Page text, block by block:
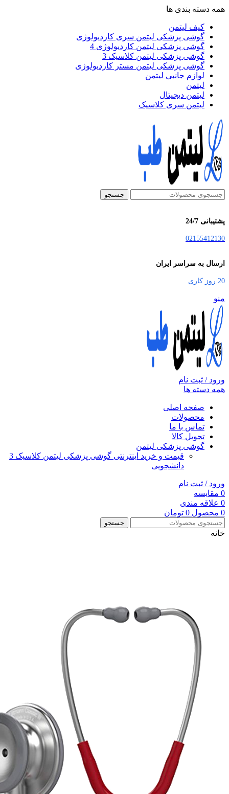
همه دسته بندی ها
کیف لیتمن
گوشی پزشکی لیتمن سری کاردیولوژی
گوشی پزشکی لیتمن کاردیولوژی 4
گوشی پزشکی لیتمن کلاسیک 3
گوشی پزشکی لیتمن مستر کاردیولوژی
لوازم جانبی لیتمن
لیتمن
لیتمن دیجیتال
لیتمن سری کلاسیک
جستجو
پشتیبانی 24/7
02155412130
ارسال به سراسر ایران
20 روز کاری
منو
ورود / ثبت نام
همه دسته ها
صفحه اصلی
محصولات
تماس با ما
تحویل کالا
گوشی پزشکی لیتمن
قیمت و خرید اینترنتی گوشی پزشکی لیتمن کلاسیک 3
دانشجویی
ورود / ثبت نام
0 مقایسه
0 علاقه مندی
0 محصول 0 تومان
جستجو
خانه